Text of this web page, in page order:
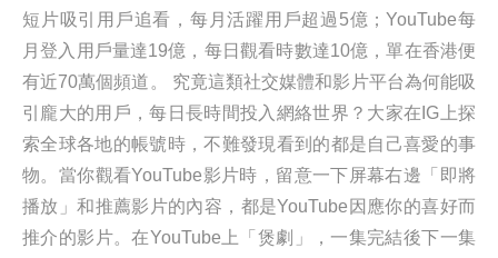
短片吸引用戶追看，每月活躍用戶超過5億；YouTube每
月登入用戶量達19億，每日觀看時數達10億，單在香港便
有近70萬個頻道。 究竟這類社交媒體和影片平台為何能吸
引龐大的用戶，每日長時間投入網絡世界？大家在IG上探
索全球各地的帳號時，不難發現看到的都是自己喜愛的事
物。當你觀看YouTube影片時，留意一下屏幕右邊「即將
播放」和推薦影片的內容，都是YouTube因應你的喜好而
推介的影片。在YouTube上「煲劇」，一集完結後下一集